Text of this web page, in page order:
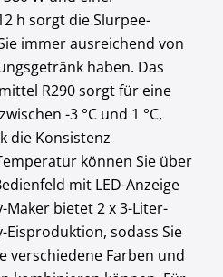
h sorgt die Slurpee-
immer ausreichend von
haben. Das
R290 sorgt für eine
-3 °C und 1 °C,
die Konsistenz
können Sie über
mit LED-Anzeige
Maker bietet 2 x 3-Liter-
Eisproduktion, sodass Sie
verschiedene Farben und